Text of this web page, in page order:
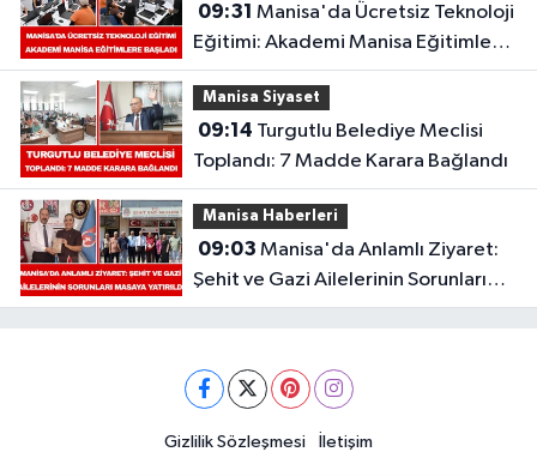
09:31
Eğitimi: Akademi Manisa Eğitimlere
Başladı
Manisa Siyaset
09:14
Toplandı: 7 Madde Karara Bağlandı
Manisa Haberleri
09:03
Şehit ve Gazi Ailelerinin Sorunları
Masaya Yatırıldı
Gizlilik Sözleşmesi İletişim